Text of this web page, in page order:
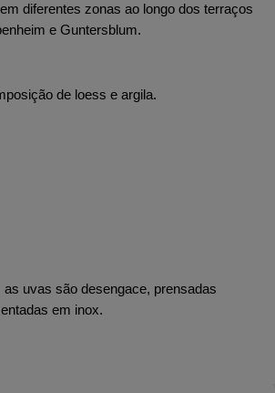
diferentes zonas ao longo dos terraços
e Guntersblum.
de loess e argila.
as uvas são desengace, prensadas
em inox.